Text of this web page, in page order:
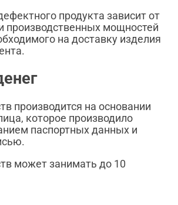
продукта зависит от
производственных мощностей
на доставку изделия
производится на основании
которое производило
паспортных данных и
может занимать до 10